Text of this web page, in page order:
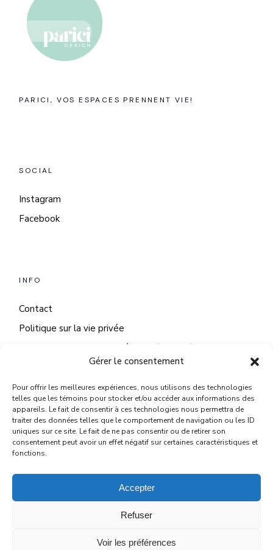
Gérer le consentement
Pour offrir les meilleures expériences, nous utilisons des technologies
telles que les témoins pour stocker et/ou accéder aux informations des
appareils. Le fait de consentir à ces technologies nous permettra de
traiter des données telles que le comportement de navigation ou les ID
uniques sur ce site. Le fait de ne pas consentir ou de retirer son
consentement peut avoir un effet négatif sur certaines caractéristiques et
fonctions.
Accepter
Refuser
Voir les préférences
PARICI, VOS ESPACES PRENNENT VIE!
SOCIAL
Instagram
Facebook
INFO
Contact
Politique sur la vie privée
Politique sur les fichiers témoins (cookies)
NOUS JOINDRE
2293 Av. Chauveau suite 200, Québec, QC G2C 0G7
418 655 4122
patricia@paricidesign.com
PARICI DESIGN INC.